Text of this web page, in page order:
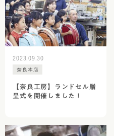
2023.09.30
奈良本店
【奈良工房】ランドセル贈
呈式を開催しました！